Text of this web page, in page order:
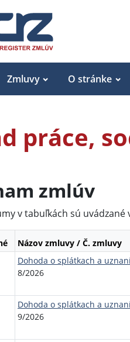
Zmluvy O stránke
práce,
zmlúv
v tabuľkách sú uvádzané
Názov zmluvy / Č. zmluvy
Dohoda o splátkach a
8/2026
Dohoda o splátkach a
9/2026